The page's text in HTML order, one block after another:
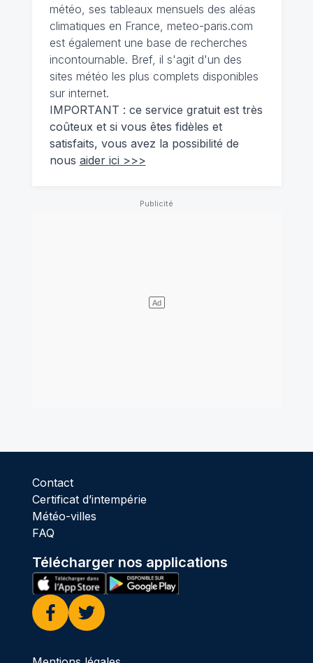
météo, ses tableaux mensuels des aléas
climatiques en France, meteo-paris.com
est également une base de recherches
incontournable. Bref, il s'agit d'un des
sites météo les plus complets disponibles
sur internet.
IMPORTANT : ce service gratuit est très
coûteux et si vous êtes fidèles et
satisfaits, vous avez la possibilité de
nous aider ici >>>
Contact
Certificat d’intempérie
Météo-villes
FAQ
Télécharger nos applications
Facebook
Twitter